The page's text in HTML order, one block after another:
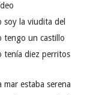
soy la viudita del
tengo un castillo
tenía diez perritos
mar estaba serena